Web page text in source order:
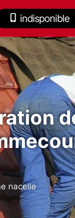
indisponible
nacelle